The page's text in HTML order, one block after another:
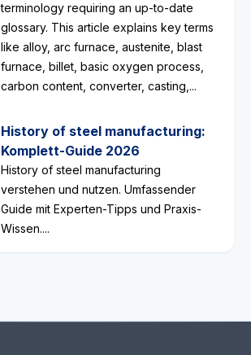
terminology requiring an up-to-date
glossary. This article explains key terms
like alloy, arc furnace, austenite, blast
furnace, billet, basic oxygen process,
carbon content, converter, casting,...
History of steel manufacturing:
Komplett-Guide 2026
History of steel manufacturing
verstehen und nutzen. Umfassender
Guide mit Experten-Tipps und Praxis-
Wissen....